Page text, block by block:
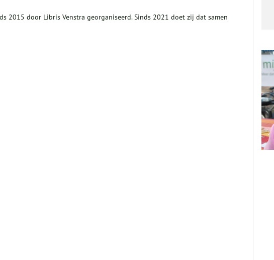
2015 door Libris Venstra georganiseerd. Sinds 2021 doet zij dat samen